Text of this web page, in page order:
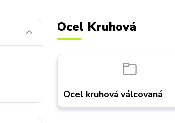
Ocel Kruhová
Ocel kruhová válcovaná